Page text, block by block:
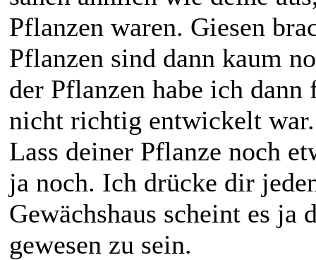
Pflanzen waren. Giesen
Pflanzen sind dann kaum
der Pflanzen habe ich
nicht richtig entwickelt war.
Lass deiner Pflanze noch
ja noch. Ich drücke dir
Gewächshaus scheint es
gewesen zu sein.